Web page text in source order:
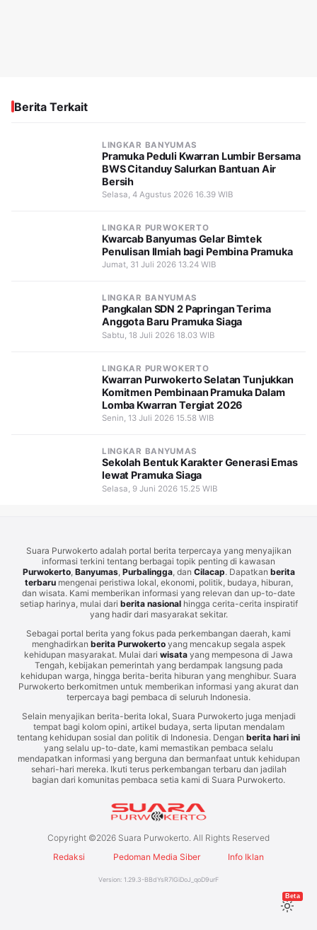
Berita Terkait
LINGKAR BANYUMAS
Pramuka Peduli Kwarran Lumbir Bersama
BWS Citanduy Salurkan Bantuan Air
Bersih
Selasa, 4 Agustus 2026 16.39 WIB
LINGKAR PURWOKERTO
Kwarcab Banyumas Gelar Bimtek
Penulisan Ilmiah bagi Pembina Pramuka
Jumat, 31 Juli 2026 13.24 WIB
LINGKAR BANYUMAS
Pangkalan SDN 2 Papringan Terima
Anggota Baru Pramuka Siaga
Sabtu, 18 Juli 2026 18.03 WIB
LINGKAR PURWOKERTO
Kwarran Purwokerto Selatan Tunjukkan
Komitmen Pembinaan Pramuka Dalam
Lomba Kwarran Tergiat 2026
Senin, 13 Juli 2026 15.58 WIB
LINGKAR BANYUMAS
Sekolah Bentuk Karakter Generasi Emas
lewat Pramuka Siaga
Selasa, 9 Juni 2026 15.25 WIB
Suara Purwokerto adalah portal berita terpercaya yang menyajikan
informasi terkini tentang berbagai topik penting di kawasan
Purwokerto, Banyumas, Purbalingga, dan Cilacap. Dapatkan berita
terbarumengenai peristiwa lokal, ekonomi, politik, budaya, hiburan,
dan wisata. Kami memberikan informasi yang relevan dan up-to-date
setiap harinya, mulai dari berita nasionalhingga cerita-cerita inspiratif
yang hadir dari masyarakat sekitar.
Sebagai portal berita yang fokus pada perkembangan daerah, kami
menghadirkan berita Purwokertoyang mencakup segala aspek
kehidupan masyarakat. Mulai dari wisata yang mempesona di Jawa
Tengah, kebijakan pemerintah yang berdampak langsung pada
kehidupan warga, hingga berita-berita hiburan yang menghibur. Suara
Purwokerto berkomitmen untuk memberikan informasi yang akurat dan
terpercaya bagi pembaca di seluruh Indonesia.
Selain menyajikan berita-berita lokal, Suara Purwokerto juga menjadi
tempat bagi kolom opini, artikel budaya, serta liputan mendalam
tentang kehidupan sosial dan politik di Indonesia. Dengan berita hari ini
yang selalu up-to-date, kami memastikan pembaca selalu
mendapatkan informasi yang berguna dan bermanfaat untuk kehidupan
sehari-hari mereka. Ikuti terus perkembangan terbaru dan jadilah
bagian dari komunitas pembaca setia kami di Suara Purwokerto.
Copyright ©2026 Suara Purwokerto. All Rights Reserved
Redaksi
Pedoman Media Siber Info Iklan
Version: 1.29.3-BBdYsR7lGiDoJ_qoD9urF
Beta